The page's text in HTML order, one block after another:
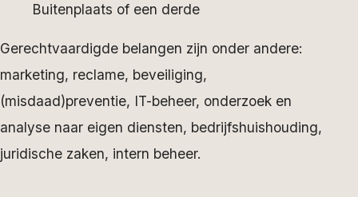
Buitenplaats of een derde
Gerechtvaardigde belangen zijn onder andere:
marketing, reclame, beveiliging,
(misdaad)preventie, IT-beheer, onderzoek en
analyse naar eigen diensten, bedrijfshuishouding,
juridische zaken, intern beheer.